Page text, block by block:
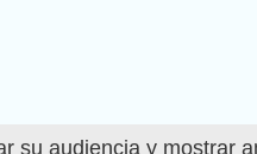
su audiencia y mostrar